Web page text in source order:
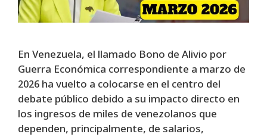
En Venezuela, el llamado Bono de Alivio por
Guerra Económica correspondiente a marzo de
2026 ha vuelto a colocarse en el centro del
debate público debido a su impacto directo en
los ingresos de miles de venezolanos que
dependen, principalmente, de salarios,